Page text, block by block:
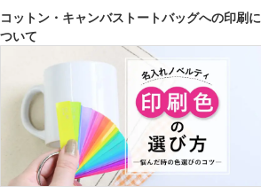
コットン・キャンバストートバッグへの印刷に
ついて